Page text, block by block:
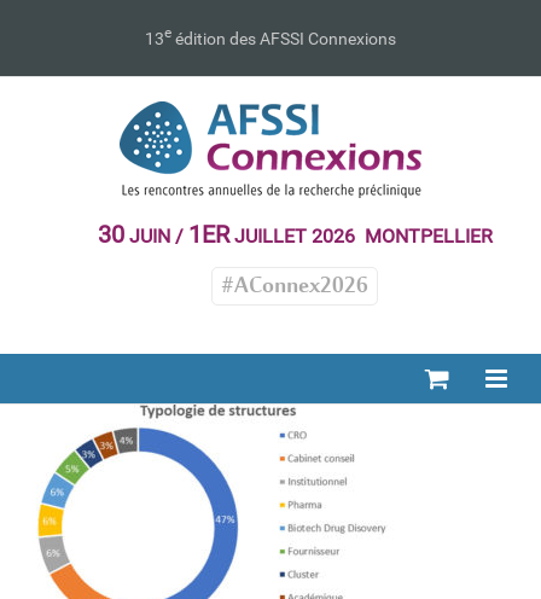
13e édition des AFSSI Connexions
30JUIN / 1ERJUILLET 2026 MONTPELLIER
#AConnex2026